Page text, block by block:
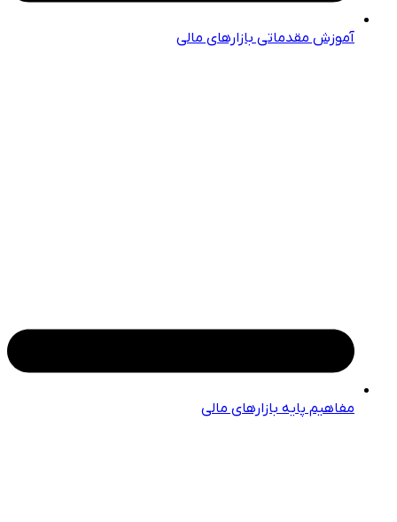
آموزش مقدماتی بازارهای مالی
مفاهیم پایه بازارهای مالی